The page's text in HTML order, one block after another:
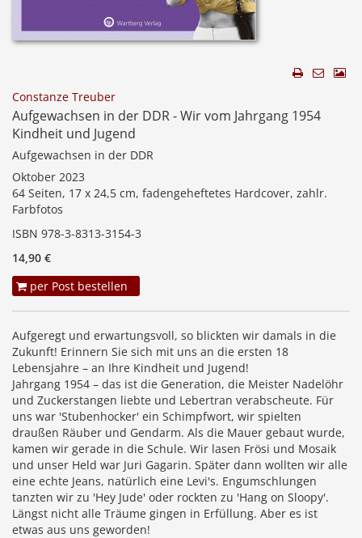
Constanze Treuber
Aufgewachsen in der DDR - Wir vom Jahrgang 1954
Kindheit und Jugend
Aufgewachsen in der DDR
Oktober 2023
64 Seiten, 17 x 24,5 cm, fadengeheftetes Hardcover, zahlr.
Farbfotos
ISBN 978-3-8313-3154-3
14,90 €
per Post bestellen
Aufgeregt und erwartungsvoll, so blickten wir damals in die
Zukunft! Erinnern Sie sich mit uns an die ersten 18
Lebensjahre – an Ihre Kindheit und Jugend!
Jahrgang 1954 – das ist die Generation, die Meister Nadelöhr
und Zuckerstangen liebte und Lebertran verabscheute. Für
uns war 'Stubenhocker' ein Schimpfwort, wir spielten
draußen Räuber und Gendarm. Als die Mauer gebaut wurde,
kamen wir gerade in die Schule. Wir lasen Frösi und Mosaik
und unser Held war Juri Gagarin. Später dann wollten wir alle
eine echte Jeans, natürlich eine Levi's. Engumschlungen
tanzten wir zu 'Hey Jude' oder rockten zu 'Hang on Sloopy'.
Längst nicht alle Träume gingen in Erfüllung. Aber es ist
etwas aus uns geworden!